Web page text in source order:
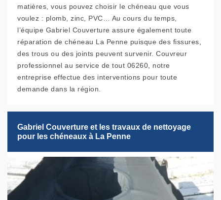
matières, vous pouvez choisir le chéneau que vous
voulez : plomb, zinc, PVC… Au cours du temps,
l’équipe Gabriel Couverture assure également toute
réparation de chéneau La Penne puisque des fissures,
des trous ou des joints peuvent survenir. Couvreur
professionnel au service de tout 06260, notre
entreprise effectue des interventions pour toute
demande dans la région.
Gabriel Couverture et les travaux de nettoyage
pour les chéneaux à La Penne